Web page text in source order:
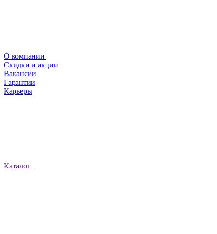
О компании
Скидки и акции
Вакансии
Гарантии
Карьеры
Каталог